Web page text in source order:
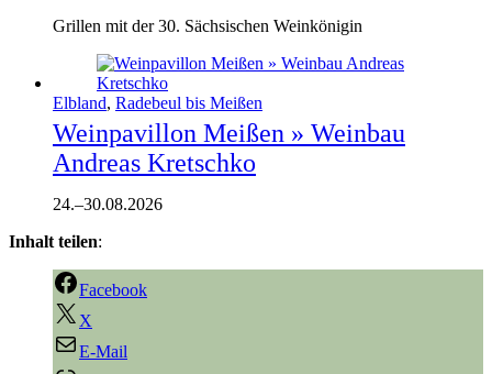
Grillen mit der 30. Sächsischen Weinkönigin
Elbland, Radebeul bis Meißen
Weinpavillon Meißen » Weinbau
Andreas Kretschko
24.–30.08.2026
Inhalt teilen:
Facebook
X
E-Mail